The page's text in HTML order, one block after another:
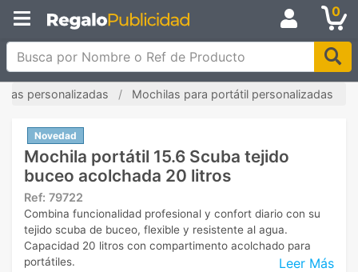
0
Busca por Nombre o Ref de Producto
personalizadas Mochilas para portátil personalizadas
Novedad
Mochila portátil 15.6 Scuba tejido
buceo acolchada 20 litros
Ref: 79722
Leer Más
Combina funcionalidad profesional y confort diario con su
tejido scuba de buceo, flexible y resistente al agua.
Capacidad 20 litros con compartimento acolchado para
portátiles.